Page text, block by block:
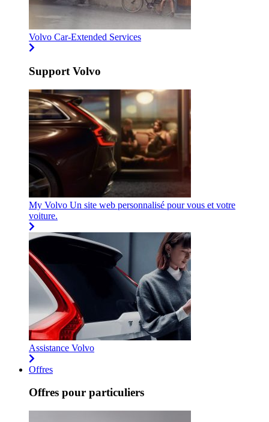
Volvo Car-Extended Services
Support Volvo
My Volvo Un site web personnalisé pour vous et votre
voiture.
Assistance Volvo
Offres
Offres pour particuliers